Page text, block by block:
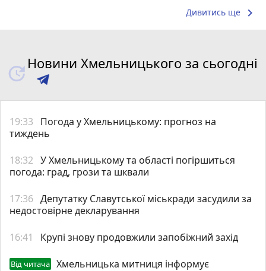
Дивитись ще keyboard_arrow_right
Новини Хмельницького за сьогодні
19:33
Погода у Хмельницькому: прогноз на
тиждень
18:32 У Хмельницькому та області погіршиться
погода: град, грози та шквали
17:36 Депутатку Славутської міськради засудили за
недостовірне декларування
16:41 Крупі знову продовжили запобіжний захід
Від читача Хмельницька митниця інформує